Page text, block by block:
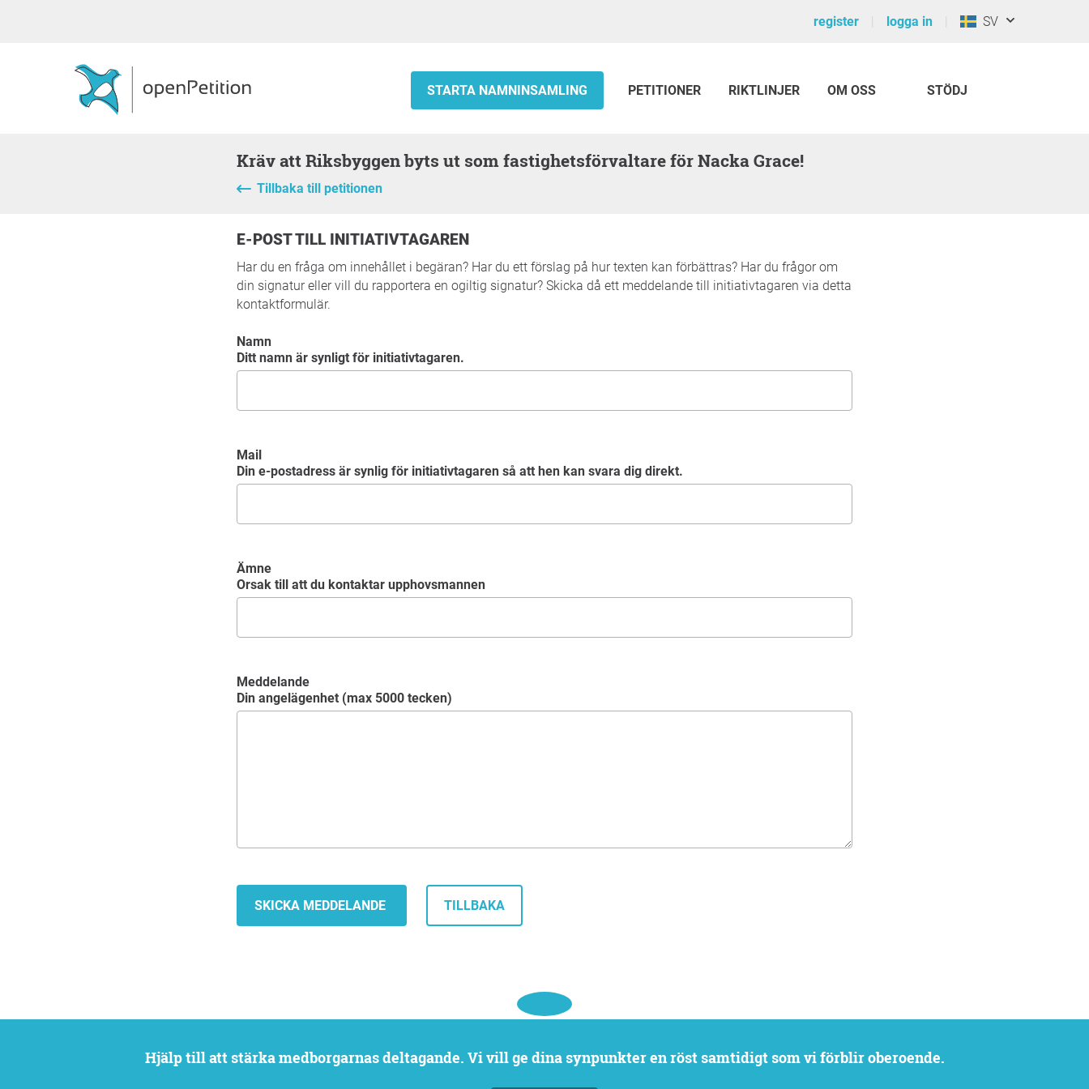
register logga in SV
STARTA NAMNINSAMLING PETITIONER RIKTLINJER OM OSS STÖDJ
Kräv att Riksbyggen byts ut som fastighetsförvaltare för Nacka Grace!
Tillbaka till petitionen
E-POST TILL INITIATIVTAGAREN
Har du en fråga om innehållet i begäran? Har du ett förslag på hur texten kan förbättras? Har du frågor om
din signatur eller vill du rapportera en ogiltig signatur? Skicka då ett meddelande till initiativtagaren via detta
kontaktformulär.
Namn
Ditt namn är synligt för initiativtagaren.
Mail
Din e-postadress är synlig för initiativtagaren så att hen kan svara dig direkt.
Ämne
Orsak till att du kontaktar upphovsmannen
Meddelande
Din angelägenhet (max 5000 tecken)
TILLBAKA
Hjälp till att stärka medborgarnas deltagande. Vi vill ge dina synpunkter en röst samtidigt som vi förblir oberoende.